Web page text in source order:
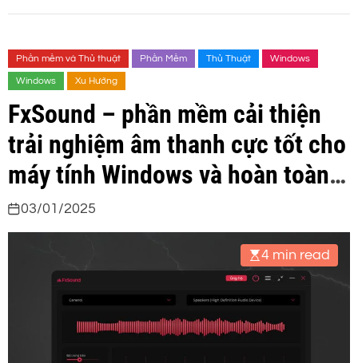
Phần mềm và Thủ thuật Phần Mềm Thủ Thuật Windows
Windows Xu Hướng
FxSound – phần mềm cải thiện
trải nghiệm âm thanh cực tốt cho
máy tính Windows và hoàn toàn
miễn phí
03/01/2025
4 min read